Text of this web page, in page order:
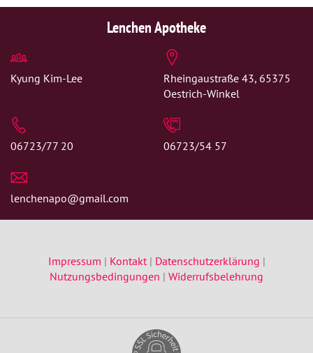
Lenchen Apotheke
Kyung Kim-Lee
Rheingaustraße 43, 65375
Oestrich-Winkel
06723/77 20 06723/54 57
lenchenapo@gmail.com
Impressum | Kontakt| Datenschutzerklärung |
Nutzungsbedingungen | Widerrufsbelehrung